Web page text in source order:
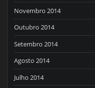
Novembro 2014
Outubro 2014
Setembro 2014
Agosto 2014
Julho 2014